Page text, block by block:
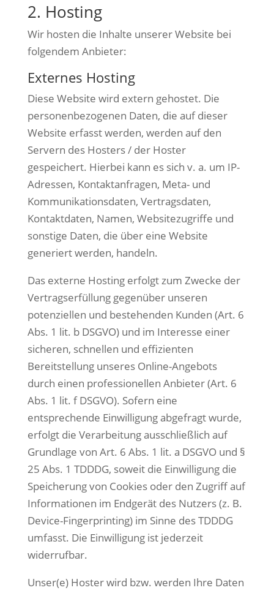
2. Hosting
Wir hosten die Inhalte unserer Website bei
folgendem Anbieter:
Externes Hosting
Diese Website wird extern gehostet. Die
personenbezogenen Daten, die auf dieser
Website erfasst werden, werden auf den
Servern des Hosters / der Hoster
gespeichert. Hierbei kann es sich v. a. um IP-
Adressen, Kontaktanfragen, Meta- und
Kommunikationsdaten, Vertragsdaten,
Kontaktdaten, Namen, Websitezugriffe und
sonstige Daten, die über eine Website
generiert werden, handeln.
Das externe Hosting erfolgt zum Zwecke der
Vertragserfüllung gegenüber unseren
potenziellen und bestehenden Kunden (Art. 6
Abs. 1 lit. b DSGVO) und im Interesse einer
sicheren, schnellen und effizienten
Bereitstellung unseres Online-Angebots
durch einen professionellen Anbieter (Art. 6
Abs. 1 lit. f DSGVO). Sofern eine
entsprechende Einwilligung abgefragt wurde,
erfolgt die Verarbeitung ausschließlich auf
Grundlage von Art. 6 Abs. 1 lit. a DSGVO und §
25 Abs. 1 TDDDG, soweit die Einwilligung die
Speicherung von Cookies oder den Zugriff auf
Informationen im Endgerät des Nutzers (z. B.
Device-Fingerprinting) im Sinne des TDDDG
umfasst. Die Einwilligung ist jederzeit
widerrufbar.
Unser(e) Hoster wird bzw. werden Ihre Daten